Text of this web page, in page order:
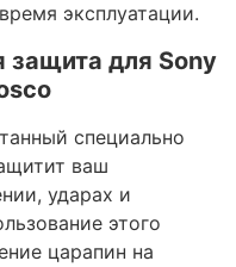
эксплуатации.
защита для Sony
специально
ваш
ударах и
этого
царапин на